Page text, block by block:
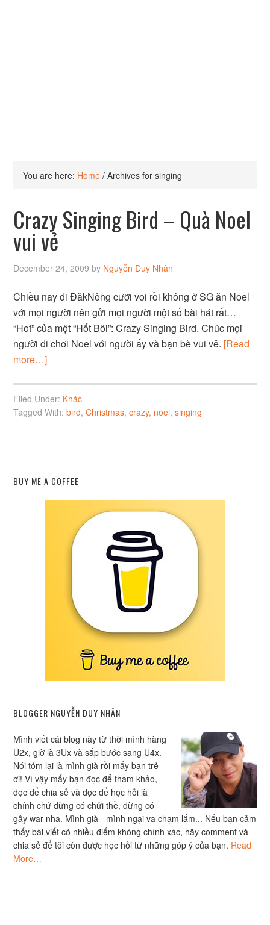
You are here: Home / Archives for singing
Crazy Singing Bird – Quà Noel
vui vẻ
December 24, 2009 by Nguyễn Duy Nhân
Chiều nay đi ĐăkNông cưỡi voi rồi không ở SG ăn Noel
với mọi người nên gửi mọi người một số bài hát rất…
“Hot” của một “Hốt Bôi”: Crazy Singing Bird. Chúc mọi
người đi chơi Noel với người ấy và bạn bè vui vẻ. [Read
more…]
Filed Under: Khác
Tagged With:bird,Christmas,crazy, noel,singing
BUY ME A COFFEE
BLOGGER NGUYỄN DUY NHÂN
Mình viết cái blog này từ thời mình hàng
U2x, giờ là 3Ux và sắp bước sang U4x.
Nói tóm lại là mình già rồi mấy bạn trẻ
ơi! Vì vậy mấy bạn đọc để tham khảo,
đọc để chia sẻ và đọc để học hỏi là
chính chứ đừng có chửi thề, đừng có
gây war nha. Mình già - mình ngại va chạm lắm... Nếu bạn cảm
thấy bài viết có nhiều điểm không chính xác, hãy comment và
chia sẻ để tôi còn được học hỏi từ những góp ý của bạn. Read
More…